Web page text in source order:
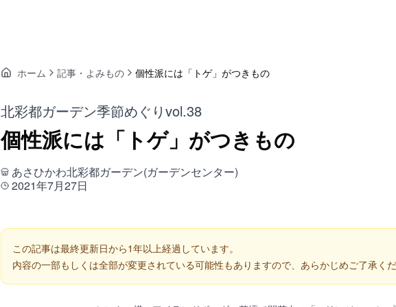
ホーム 記事・よみもの 個性派には「トゲ」がつきもの
北彩都ガーデン季節めぐりvol.38
個性派には「トゲ」がつきもの
あさひかわ北彩都ガーデン(ガーデンセンター)
2021年7月27日
この記事は最終更新日から1年以上経過しています。
内容の一部もしくは全部が変更されている可能性もありますので、あらかじめご了承くだ